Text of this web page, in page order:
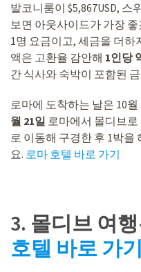
발코니룸이 $5,867USD, 스
보면 아웃사이드가 가장
1명 요금이고, 세금을 더하
액은 고환율 감안해 1인당
간 식사와 숙박이 포함된
로마에 도착하는 날은 10
월 21일 로마에서 몰디브로
로 이동해 구경한 후 1박을
요. 로마 호텔 바로 가기
3. 몰디브 여
호텔 바로 가기